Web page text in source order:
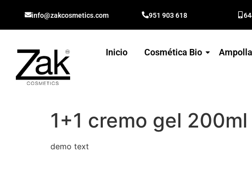
info@zakcosmetics.com 951 903 618
Inicio Cosmética Bio
1+1 cremo gel 200ml
demo text